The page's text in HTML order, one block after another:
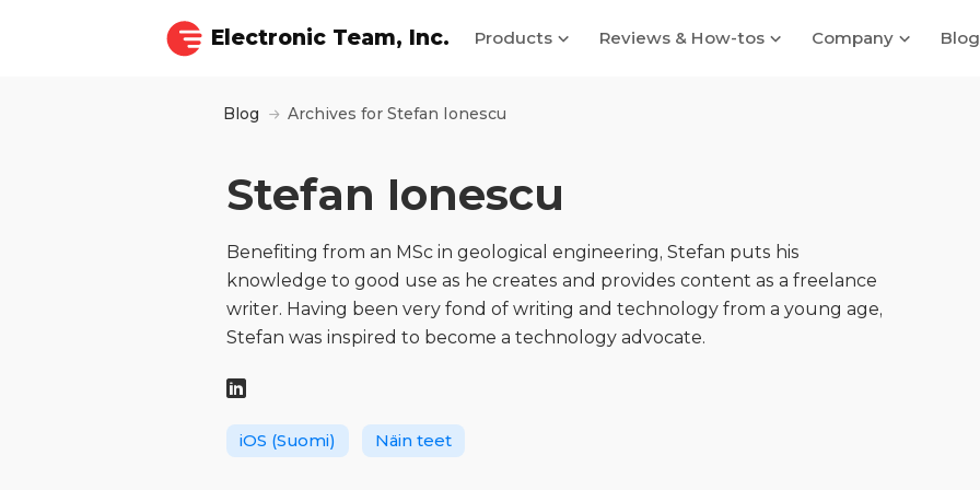
Electronic Team, Inc. Products Reviews & How-tos Company Blog
Blog Archives for Stefan Ionescu
Stefan Ionescu
Benefiting from an MSc in geological engineering, Stefan puts his
knowledge to good use as he creates and provides content as a freelance
writer. Having been very fond of writing and technology from a young age,
Stefan was inspired to become a technology advocate.
iOS (Suomi) Näin teet